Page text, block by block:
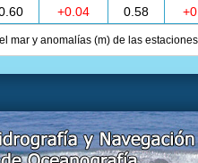
+0.04 0.58
mar y anomalías (m) de las